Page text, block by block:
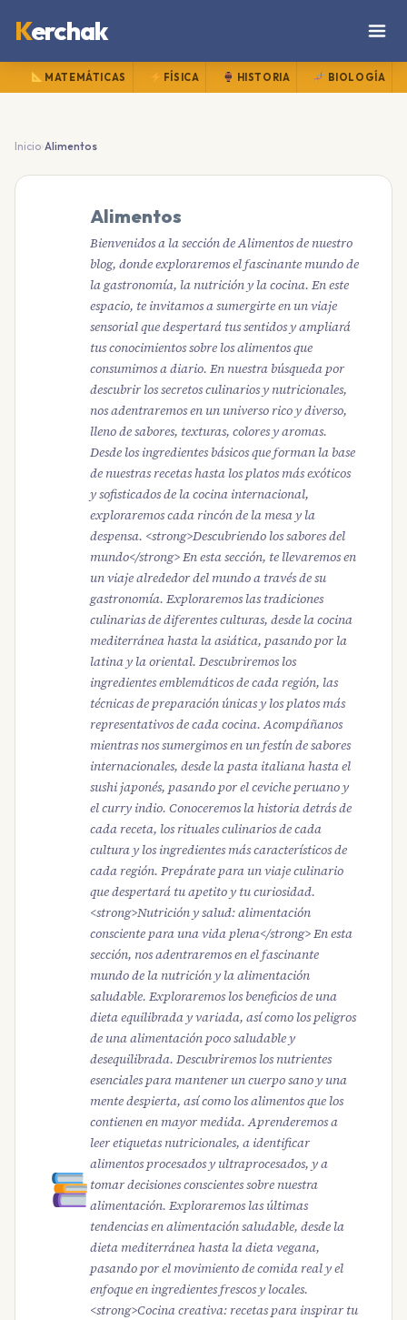
Kerchak
MATEMÁTICAS FÍSICA HISTORIA BIOLOGÍA
Inicio›Alimentos
Alimentos
Bienvenidos a la sección de Alimentos de nuestro
blog, donde exploraremos el fascinante mundo de
la gastronomía, la nutrición y la cocina. En este
espacio, te invitamos a sumergirte en un viaje
sensorial que despertará tus sentidos y ampliará
tus conocimientos sobre los alimentos que
consumimos a diario. En nuestra búsqueda por
descubrir los secretos culinarios y nutricionales,
nos adentraremos en un universo rico y diverso,
lleno de sabores, texturas, colores y aromas.
Desde los ingredientes básicos que forman la base
de nuestras recetas hasta los platos más exóticos
y sofisticados de la cocina internacional,
exploraremos cada rincón de la mesa y la
despensa. <strong>Descubriendo los sabores del
mundo</strong> En esta sección, te llevaremos en
un viaje alrededor del mundo a través de su
gastronomía. Exploraremos las tradiciones
culinarias de diferentes culturas, desde la cocina
mediterránea hasta la asiática, pasando por la
latina y la oriental. Descubriremos los
ingredientes emblemáticos de cada región, las
técnicas de preparación únicas y los platos más
representativos de cada cocina. Acompáñanos
mientras nos sumergimos en un festín de sabores
internacionales, desde la pasta italiana hasta el
sushi japonés, pasando por el ceviche peruano y
el curry indio. Conoceremos la historia detrás de
cada receta, los rituales culinarios de cada
cultura y los ingredientes más característicos de
cada región. Prepárate para un viaje culinario
que despertará tu apetito y tu curiosidad.
<strong>Nutrición y salud: alimentación
consciente para una vida plena</strong> En esta
sección, nos adentraremos en el fascinante
mundo de la nutrición y la alimentación
saludable. Exploraremos los beneficios de una
dieta equilibrada y variada, así como los peligros
de una alimentación poco saludable y
desequilibrada. Descubriremos los nutrientes
esenciales para mantener un cuerpo sano y una
mente despierta, así como los alimentos que los
contienen en mayor medida. Aprenderemos a
leer etiquetas nutricionales, a identificar
alimentos procesados y ultraprocesados, y a
tomar decisiones conscientes sobre nuestra
alimentación. Exploraremos las últimas
tendencias en alimentación saludable, desde la
dieta mediterránea hasta la dieta vegana,
pasando por el movimiento de comida real y el
enfoque en ingredientes frescos y locales.
<strong>Cocina creativa: recetas para inspirar tu